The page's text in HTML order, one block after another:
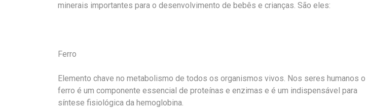
minerais importantes para o desenvolvimento de bebês e crianças. São eles:
Ferro
Elemento chave no metabolismo de todos os organismos vivos. Nos seres humanos o
ferro é um componente essencial de proteínas e enzimas e é um indispensável para
síntese fisiológica da hemoglobina.